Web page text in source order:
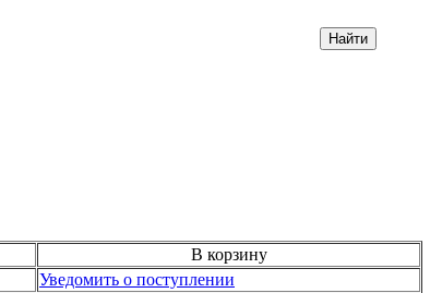
В корзину
Уведомить о поступлении